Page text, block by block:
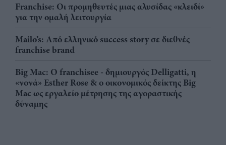
Franchise: Οι προμηθευτές μιας αλυσίδας «κλειδί»
για την ομαλή λειτουργία
Mailo’s: Από ελληνικό success story σε διεθνές
franchise brand
Big Mac: Ο franchisee - δημιουργός Delligatti, η
«νονά» Esther Rose & ο οικονομικός δείκτης Big
Mac ως εργαλείο μέτρησης της αγοραστικής
δύναμης